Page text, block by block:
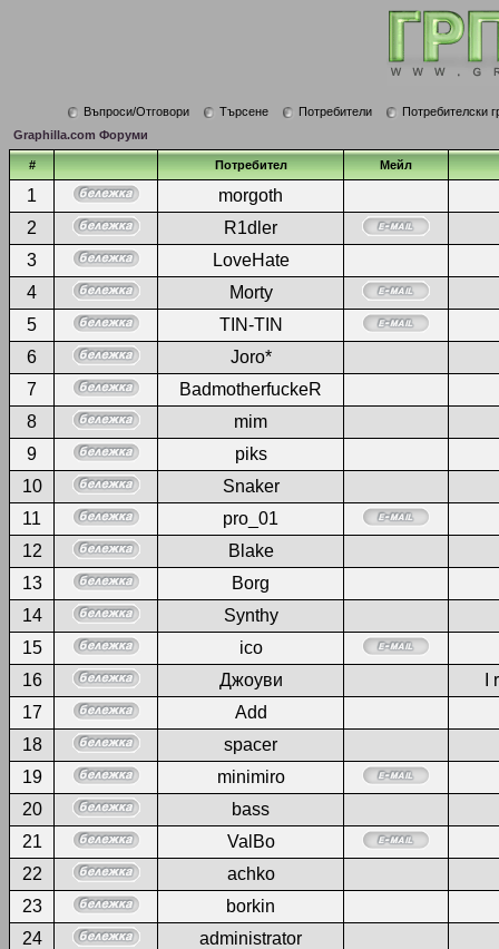
Въпроси/Отговори Търсене Потребители
Потребителски
Graphilla.com Форуми
# Потребител Мейл
1
morgoth
2
R1dler
3
LoveHate
4
Morty
5
TIN-TIN
6
Joro*
7
BadmotherfuckeR
8
mim
9
piks
10
Snaker
11
pro_01
12
Blake
13
Borg
14
Synthy
15
ico
16
Джоуви
17
Add
18
spacer
19
minimiro
20
bass
21
ValBo
22
achko
23
borkin
24
administrator